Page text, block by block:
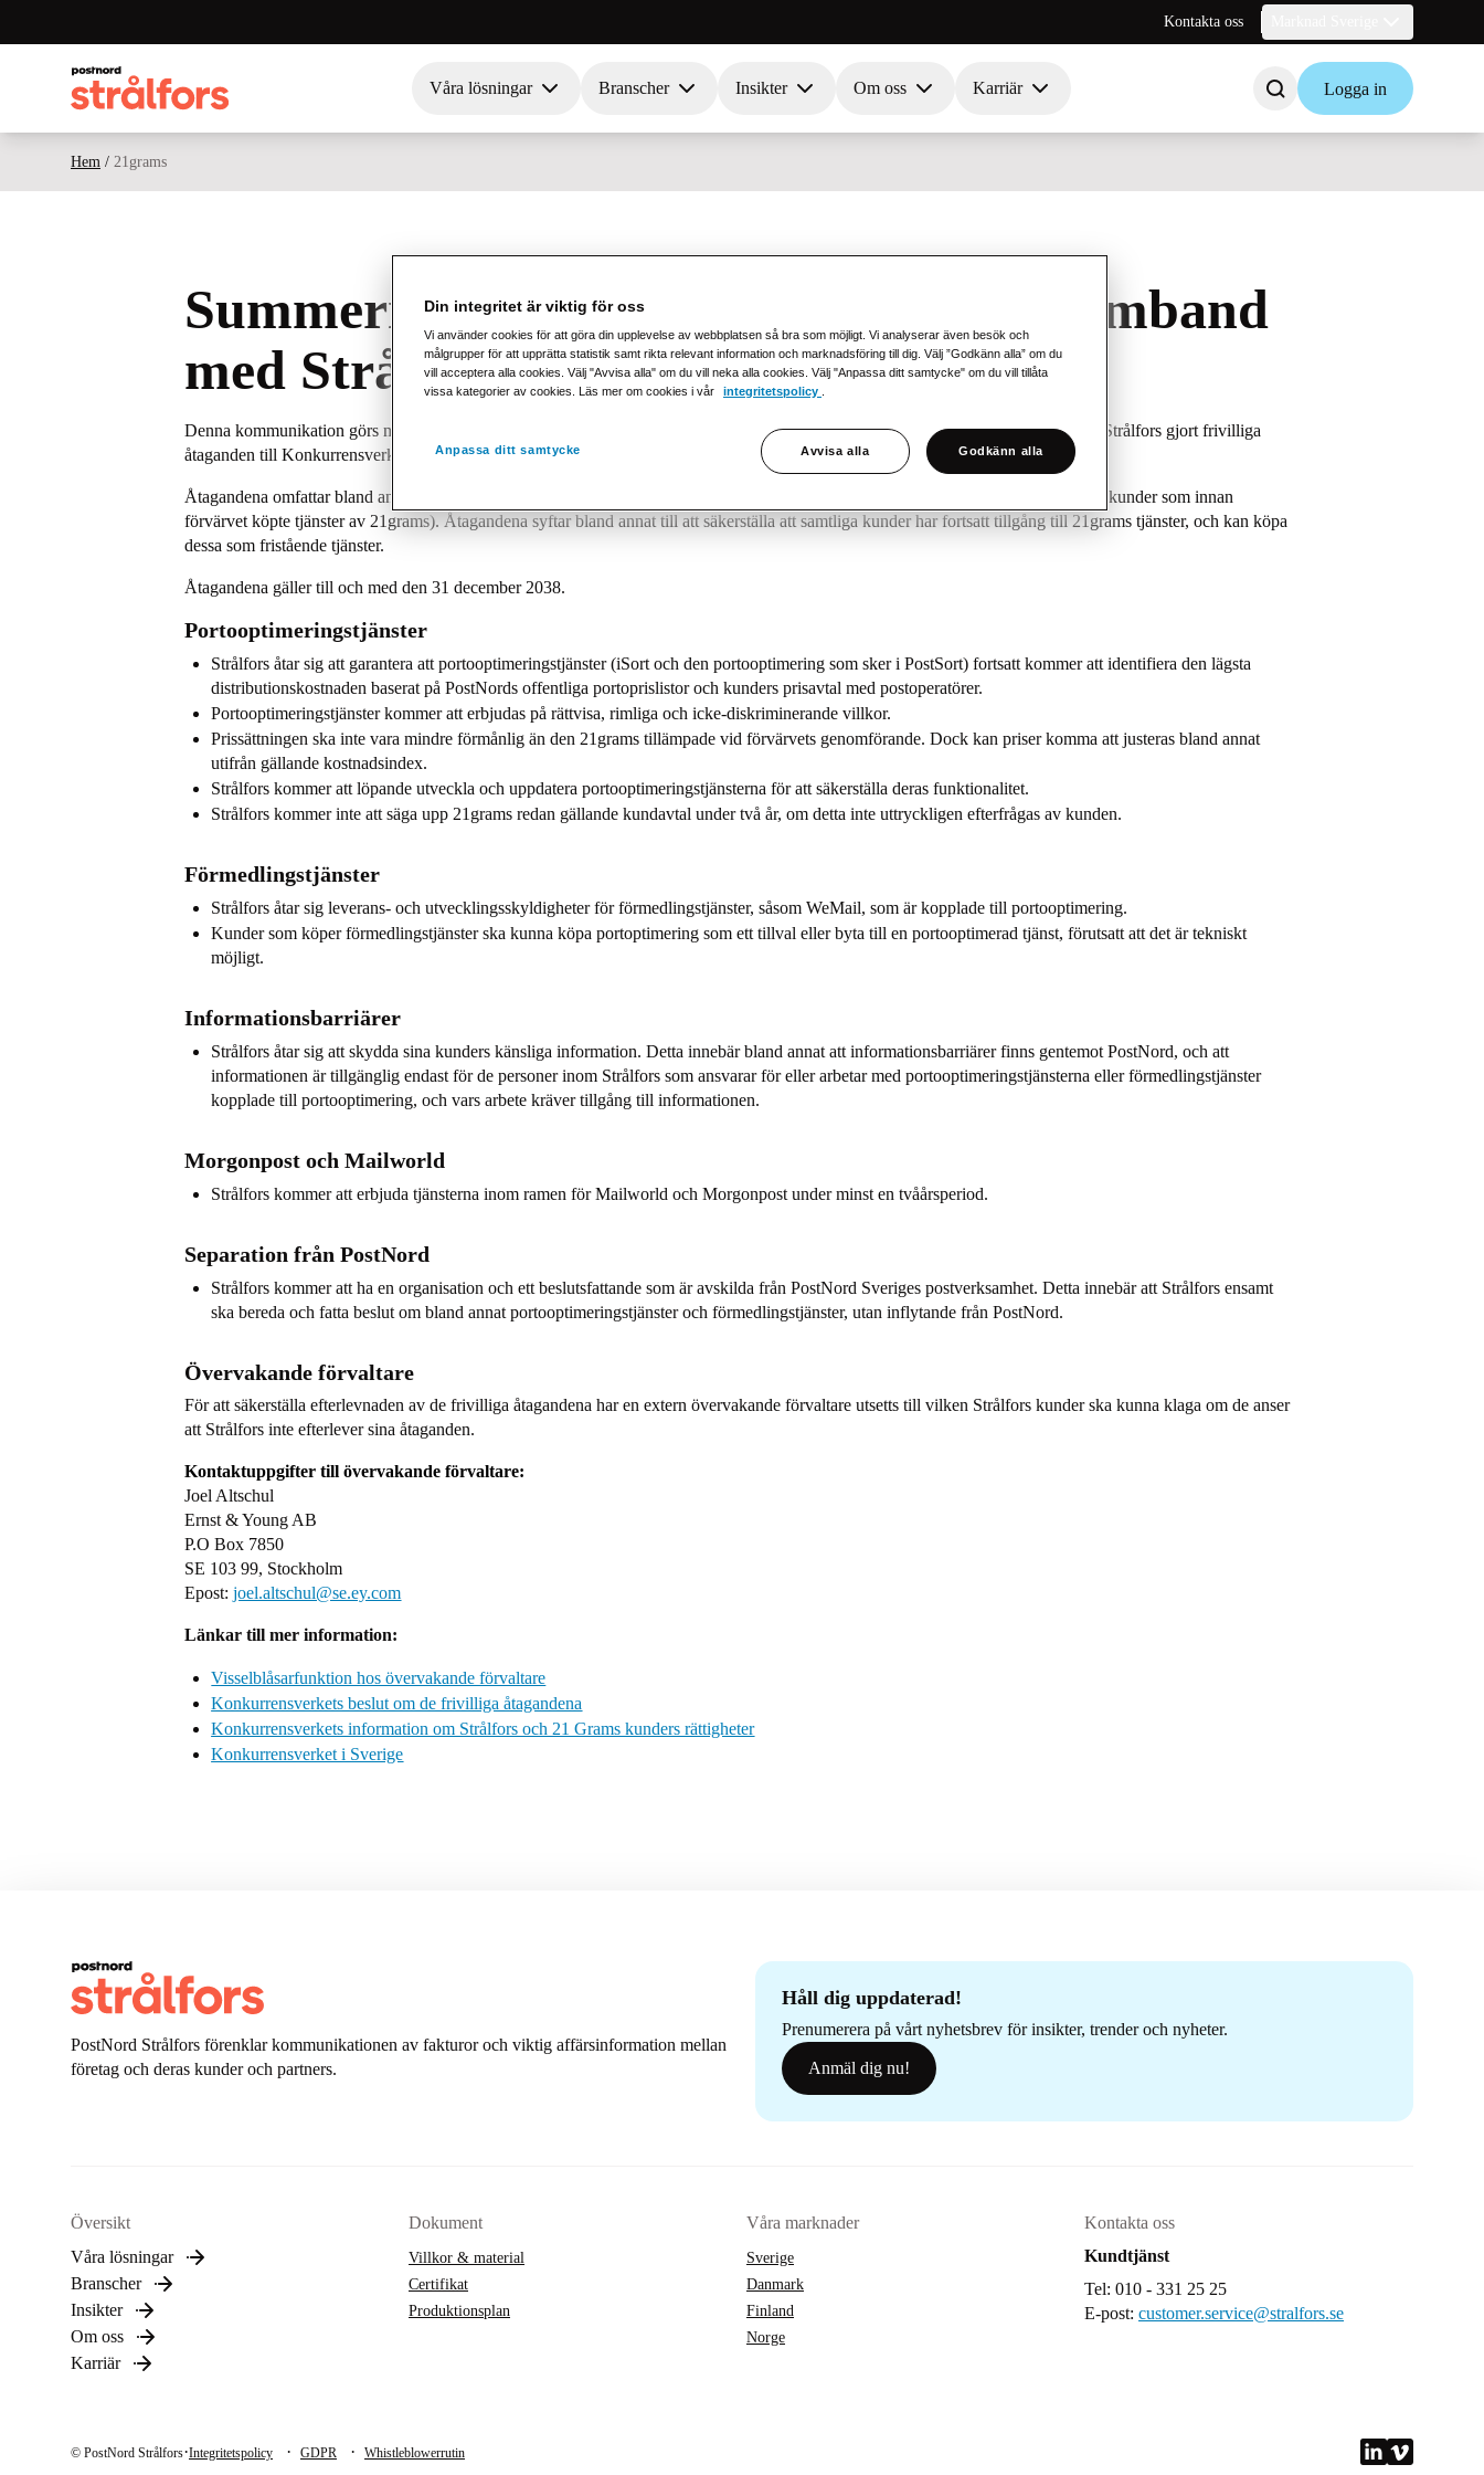
Kontakta oss
Våra lösningar Branscher Insikter Om oss Karriär Logga in
Hem / 21grams
Summering av frivilliga åtaganden i samband
med Strålfors förvärv av 21grams
Denna kommunikation görs med anledning av Konkurrensverkets beslut och instruktioner i samband med förvärvet av 21grams där Strålfors gjort frivilliga
åtaganden till Konkurrensverket i Sverige.
Åtagandena omfattar bland annat Strålfors hantering av portoptimeringstjänster och förmedlingstjänster för våra kunder (inklusive de kunder som innan
förvärvet köpte tjänster av 21grams). Åtagandena syftar bland annat till att säkerställa att samtliga kunder har fortsatt tillgång till 21grams tjänster, och kan köpa
dessa som fristående tjänster.
Åtagandena gäller till och med den 31 december 2038.
Portooptimeringstjänster
Strålfors åtar sig att garantera att portooptimeringstjänster (iSort och den portooptimering som sker i PostSort) fortsatt kommer att identifiera den lägsta
distributionskostnaden baserat på PostNords offentliga portoprislistor och kunders prisavtal med postoperatörer.
Portooptimeringstjänster kommer att erbjudas på rättvisa, rimliga och icke-diskriminerande villkor.
Prissättningen ska inte vara mindre förmånlig än den 21grams tillämpade vid förvärvets genomförande. Dock kan priser komma att justeras bland annat
utifrån gällande kostnadsindex.
Strålfors kommer att löpande utveckla och uppdatera portooptimeringstjänsterna för att säkerställa deras funktionalitet.
Strålfors kommer inte att säga upp 21grams redan gällande kundavtal under två år, om detta inte uttryckligen efterfrågas av kunden.
Förmedlingstjänster
Strålfors åtar sig leverans- och utvecklingsskyldigheter för förmedlingstjänster, såsom WeMail, som är kopplade till portooptimering.
Kunder som köper förmedlingstjänster ska kunna köpa portoptimering som ett tillval eller byta till en portooptimerad tjänst, förutsatt att det är tekniskt
möjligt.
Informationsbarriärer
Strålfors åtar sig att skydda sina kunders känsliga information. Detta innebär bland annat att informationsbarriärer finns gentemot PostNord, och att
informationen är tillgänglig endast för de personer inom Strålfors som ansvarar för eller arbetar med portooptimeringstjänsterna eller förmedlingstjänster
kopplade till portooptimering, och vars arbete kräver tillgång till informationen.
Morgonpost och Mailworld
Strålfors kommer att erbjuda tjänsterna inom ramen för Mailworld och Morgonpost under minst en tvåårsperiod.
Separation från PostNord
Strålfors kommer att ha en organisation och ett beslutsfattande som är avskilda från PostNord Sveriges postverksamhet. Detta innebär att Strålfors ensamt
ska bereda och fatta beslut om bland annat portooptimeringstjänster och förmedlingstjänster, utan inflytande från PostNord.
Övervakande förvaltare
För att säkerställa efterlevnaden av de frivilliga åtagandena har en extern övervakande förvaltare utsetts till vilken Strålfors kunder ska kunna klaga om de anser
att Strålfors inte efterlever sina åtaganden.
Kontaktuppgifter till övervakande förvaltare:
Joel Altschul
Ernst & Young AB
P.O Box 7850
SE 103 99, Stockholm
Epost:joel.altschul@se.ey.com
Länkar till mer information:
Visselblåsarfunktion hos övervakande förvaltare
Konkurrensverkets beslut om de frivilliga åtagandena
Konkurrensverkets information om Strålfors och 21 Grams kunders rättigheter
Konkurrensverket i Sverige
PostNord Strålfors förenklar kommunikationen av fakturor och viktig affärsinformation mellan
företag och deras kunder och partners.
Håll dig uppdaterad!
Prenumerera på vårt nyhetsbrev för insikter, trender och nyheter.
Anmäl dig nu!
Översikt
Våra lösningar
Branscher
Insikter
Om oss
Karriär
Dokument
Villkor & material
Certifikat
Produktionsplan
Våra marknader
Sverige
Danmark
Finland
Norge
Kontakta oss
Kundtjänst
Tel: 010 - 331 25 25
E-post: customer.service@stralfors.se
© PostNord Strålfors·Integritetspolicy · GDPR · Whistleblowerrutin
Din integritet är viktig för oss
Vi använder cookies för att göra din upplevelse av webbplatsen så bra som möjligt. Vi analyserar även besök och
målgrupper för att upprätta statistik samt rikta relevant information och marknadsföring till dig. Välj ”Godkänn alla” om du
vill acceptera alla cookies. Välj "Avvisa alla" om du vill neka alla cookies. Välj "Anpassa ditt samtycke" om du vill tillåta
vissa kategorier av cookies. Läs mer om cookies i vår
integritetspolicy
Anpassa ditt samtycke Avvisa alla Godkänn alla